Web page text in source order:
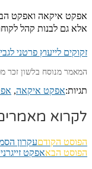
אלא גם לבנות קהל
זקוקים לייעוץ פרטני
המאמר מנוסח בלשון זכר
תגיות:אפקט איקאה,
לקרוא
הפוסט הקודםעקרון
הפוסט הבאאפקט